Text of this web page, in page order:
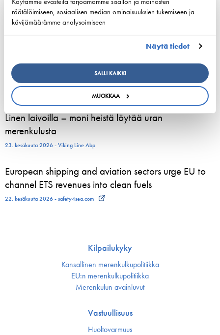
räätälöimiseen, sosiaalisen median ominaisuuksien tukemiseen ja
kävijämäärämme analysoimiseen
Näytä tiedot
SALLI KAIKKI
MUOKKAA
5.8.2026
3. elokuuta 2026 - Tallink Silja Oy
Pohjoismaiset varustamoedustajat kokoontuvat
Helsinkiin vahvistamaan meriliikenteen resilienssiä
24. kesäkuuta 2026 - Suomen Varustamot Ry
800 kesätyöntekijää aloittelee parhaillaan Viking
Linen laivoilla – moni heistä löytää uran
merenkulusta
23. kesäkuuta 2026 - Viking Line Abp
European shipping and aviation sectors urge EU to
channel ETS revenues into clean fuels
22. kesäkuuta 2026 - safety4sea.com
Kilpailukyky
Kansallinen merenkulku­politiikka
EU:n merenkulku­politiikka
Merenkulun avainluvut
Vastuullisuus
Huoltovarmuus